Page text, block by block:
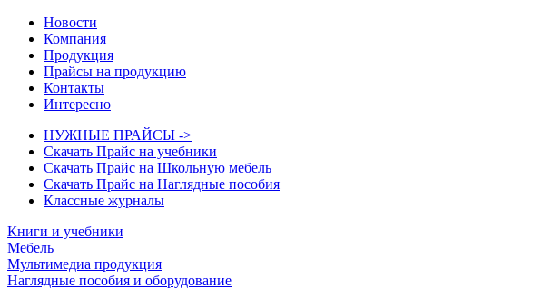
Новости
Компания
Продукция
Прайсы на продукцию
Контакты
Интересно
НУЖНЫЕ ПРАЙСЫ ->
Скачать Прайс на учебники
Скачать Прайс на Школьную мебель
Скачать Прайс на Наглядные пособия
Классные журналы
Книги и учебники
Мебель
Мультимедиа продукция
Наглядные пособия и оборудование